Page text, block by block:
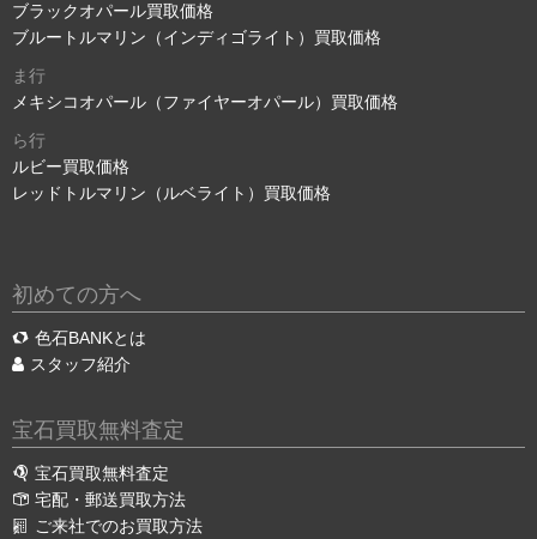
ブラックオパール買取価格
ブルートルマリン（インディゴライト）買取価格
ま行
メキシコオパール（ファイヤーオパール）買取価格
ら行
ルビー買取価格
レッドトルマリン（ルベライト）買取価格
初めての方へ
色石BANKとは
スタッフ紹介
宝石買取無料査定
宝石買取無料査定
宅配・郵送買取方法
ご来社でのお買取方法